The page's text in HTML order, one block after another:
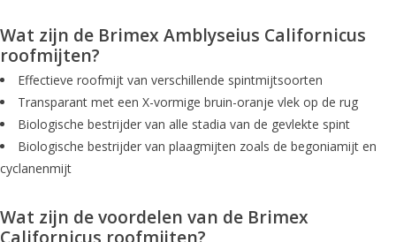
Wat zijn de Brimex Amblyseius Californicus
roofmijten?
Effectieve roofmijt van verschillende spintmijtsoorten
Transparant met een X-vormige bruin-oranje vlek op de rug
Biologische bestrijder van alle stadia van de gevlekte spint
Biologische bestrijder van plaagmijten zoals de begoniamijt en
cyclanenmijt
Wat zijn de voordelen van de Brimex